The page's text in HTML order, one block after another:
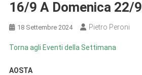
16/9 A Domenica 22/9
18 Settembre 2024 Pietro Peroni
Torna agli Eventi della Settimana
AOSTA